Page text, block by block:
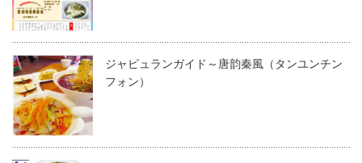
ジャピュランガイド～唐韵秦風（タンユンチン
フォン）